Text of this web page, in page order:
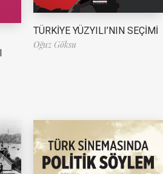
TÜRKİYE YÜZYILI’NIN SEÇİMİ
Oğuz Göksu